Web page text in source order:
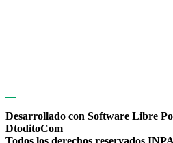
Desarrollado con Software Libre
DtoditoCom
Todos los derechos reservados